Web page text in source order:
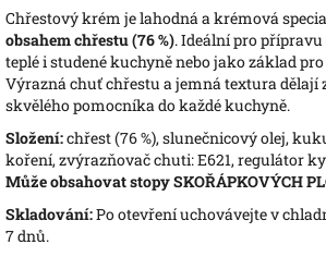
Chřestový krém je lahodná a krémová
obsahem chřestu (76 %). Ideální pro
teplé i studené kuchyně nebo jako základ
Výrazná chuť chřestu a jemná textura dělají
skvělého pomocníka do každé kuchyně.
Složení:chřest (76 %), slunečnicový olej,
koření, zvýrazňovač chuti: E621, regulátor
Může obsahovat stopy SKOŘÁPKOVÝCH
Skladování:Po otevření uchovávejte v
7 dnů.